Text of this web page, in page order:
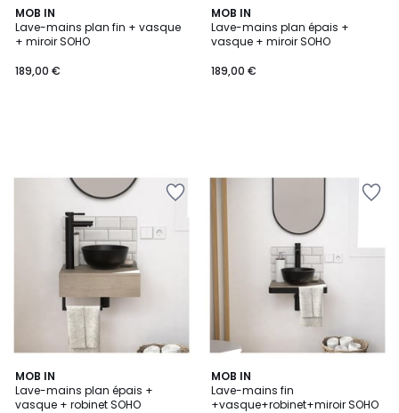
MOB IN
Lave-mains plan fin + vasque
+ miroir SOHO
189,00 €
MOB IN
Lave-mains plan épais +
vasque + miroir SOHO
189,00 €
MOB IN
Lave-mains plan épais +
vasque + robinet SOHO
MOB IN
Lave-mains fin
+vasque+robinet+miroir SOHO